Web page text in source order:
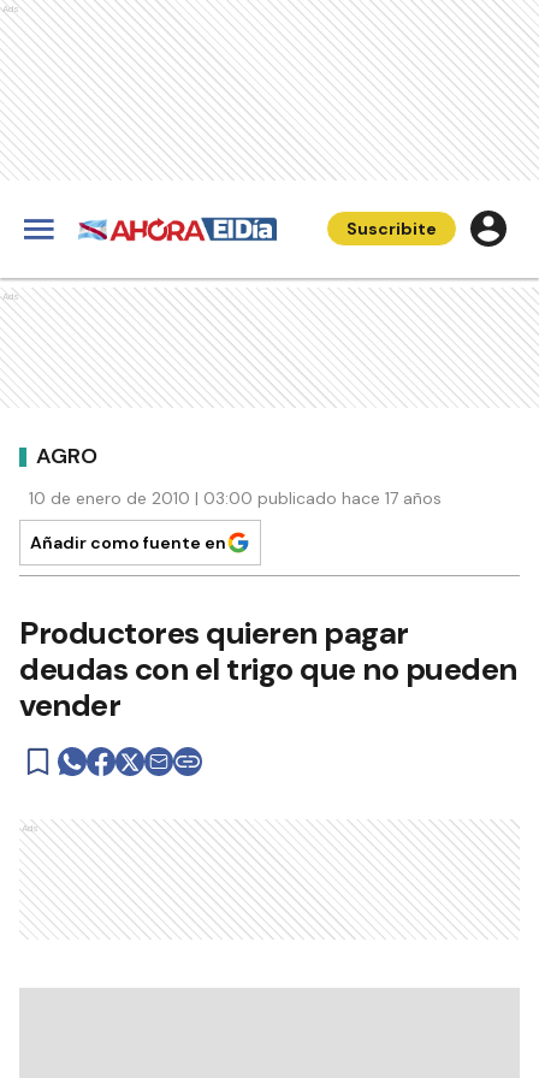
Ads
Suscribite
Ads
AGRO
10 de enero de 2010 | 03:00 publicado hace 17 años
Añadir como fuente en
Productores quieren pagar
deudas con el trigo que no pueden
vender
Ads